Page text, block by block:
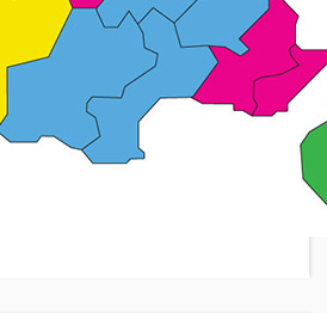
délégués auxiliaires du 2nd degré
du 2nd degré